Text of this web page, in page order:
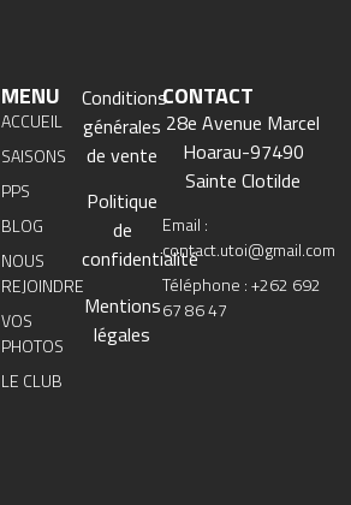
Conditions
générales
de vente
Politique
de
confidentialité
Mentions
légales
MENU
ACCUEIL
SAISONS
PPS
BLOG
NOUS
REJOINDRE
VOS
PHOTOS
LE CLUB
CONTACT
28e Avenue Marcel
Hoarau-97490
Sainte Clotilde
Email :
contact.utoi@gmail.com
Téléphone : +262 692
67 86 47